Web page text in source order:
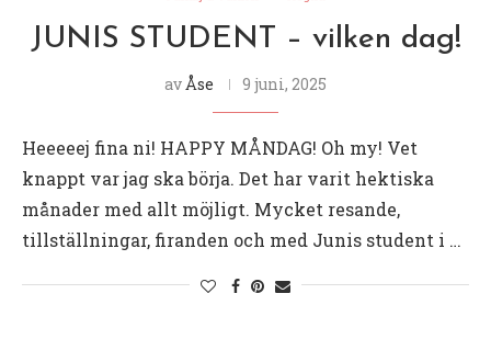
JUNIS STUDENT – vilken dag!
av Åse 9 juni, 2025
Heeeeej fina ni! HAPPY MÅNDAG! Oh my! Vet
knappt var jag ska börja. Det har varit hektiska
månader med allt möjligt. Mycket resande,
tillställningar, firanden och med Junis student i …